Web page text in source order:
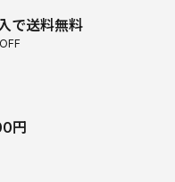
で送料無料
円